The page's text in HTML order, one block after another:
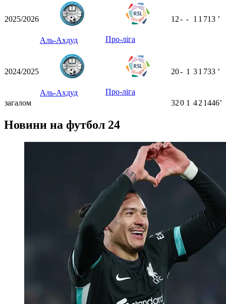
2025/2026
Аль-Ахдуд Про-ліга
12- - 1 1 713 ʼ
2024/2025
Аль-Ахдуд Про-ліга
20- 1 31 733 ʼ
загалом 320 1 42 1446ʼ
Новини на футбол 24